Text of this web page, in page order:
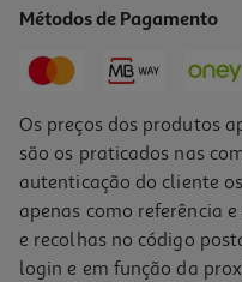
Métodos de Pagamento
Os preços dos produtos
são os praticados nas
autenticação do cliente
apenas como referência
e recolhas no código
login e em função da